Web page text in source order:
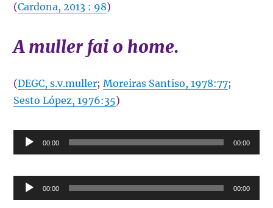
(Cardona, 2013 : 98)
A muller fai o home.
(DEGC, s.v.muller;Moreiras Santiso, 1978:77;
Sesto López, 1976:35)
Reproductor
de
00:00 00:00
Reproductor
de
00:00 00:00